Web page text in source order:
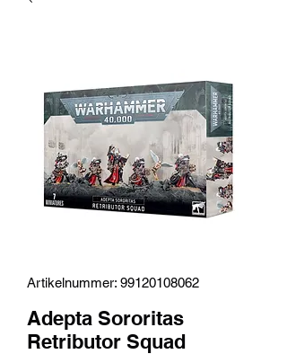
Artikelnummer: 99120108062
Adepta Sororitas
Retributor Squad